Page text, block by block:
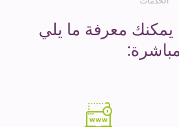
معرفة ما يلي
مباشرة: